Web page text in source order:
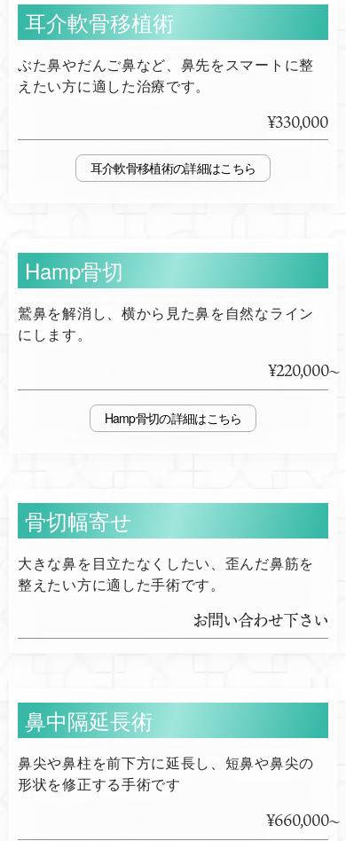
耳介軟骨移植術
ぶた鼻やだんご鼻など、鼻先をスマートに整
えたい方に適した治療です。
¥330,000
耳介軟骨移植術
Hamp骨切
鷲鼻を解消し、横から見た鼻を自然なライン
にします。
¥220,000
Hamp骨切
骨切幅寄せ
大きな鼻を目立たなくしたい、歪んだ鼻筋を
整えたい方に適した手術です。
お問い合わせ下さい
鼻中隔延長術
鼻尖や鼻柱を前下方に延長し、短鼻や鼻尖の
形状を修正する手術です
¥660,000